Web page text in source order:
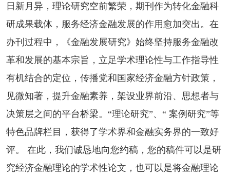
日新月异，理论研究空前繁荣，期刊作为转化金融科
研成果载体，服务经济金融发展的作用愈加突出。在
办刊过程中，《金融发展研究》始终坚持服务金融改
革和发展的基本宗旨，立足学术理论性与工作指导性
有机结合的定位，传播党和国家经济金融方针政策，
见微知著，提升金融素养，架设业界前沿、思想者与
决策层之间的平台桥梁。“理论研究”、“ 案例研究”等
特色品牌栏目，获得了学术界和金融实务界的一致好
评。 在此，我们诚恳地向您约稿，您的稿件可以是研
究经济金融理论的学术性论文，也可以是将金融理论